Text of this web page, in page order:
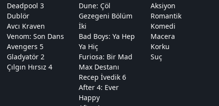
Deadpool 3
Dublör
Avcı Kraven
Venom: Son Dans
Avengers 5
Gladyatör 2
Çılgın Hırsız 4
Dune: Çöl
Gezegeni Bölüm
İki
Bad Boys: Ya Hep
Ya Hiç
Furiosa: Bir Mad
Max Destanı
Recep İvedik 6
After 4: Ever
Happy
Aksiyon
Romantik
Komedi
Macera
Korku
Suç